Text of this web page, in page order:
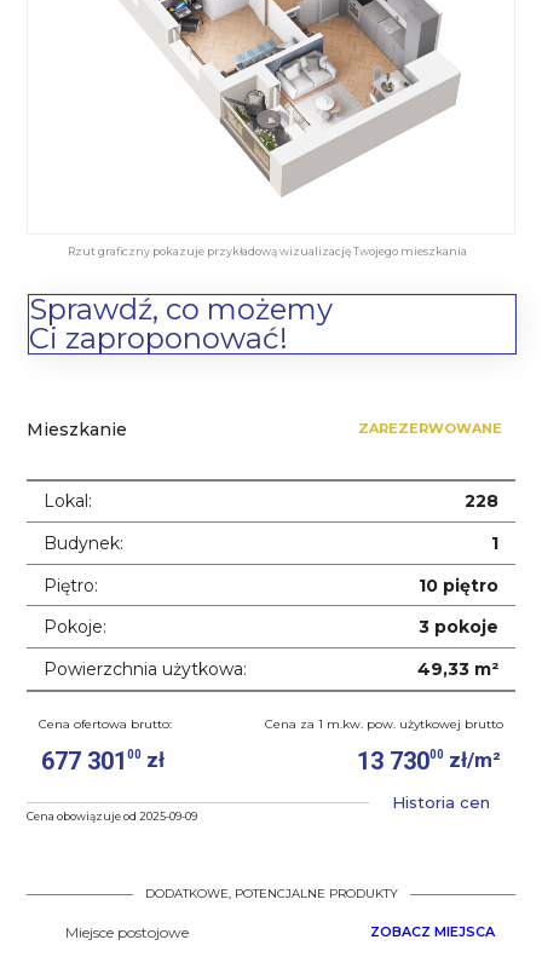
Sprawdź, co możemy
Ci zaproponować!
Mieszkanie ZAREZERWOWANE
Rzut graficzny pokazuje przykładową wizualizację Twojego mieszkania
Lokal:
228
Budynek:
1
Piętro:
10 piętro
Pokoje:
3 pokoje
Powierzchnia użytkowa:
49,33 m²
Cena ofertowa brutto: Cena za 1 m.kw. pow. użytkowej brutto
677 30100 zł 13 73000 zł/m²
Historia cen
Cena obowiązuje od 2025-09-09
DODATKOWE, POTENCJALNE PRODUKTY
Miejsce postojowe ZOBACZ MIEJSCA